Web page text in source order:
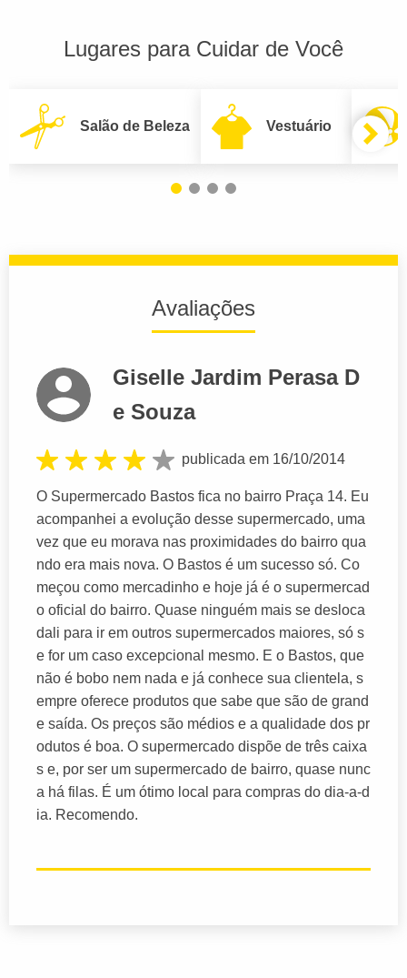
Lugares para Cuidar de Você
Salão de Beleza Vestuário
Avaliações
Giselle Jardim Perasa D
e Souza
publicada em 16/10/2014
O Supermercado Bastos fica no bairro Praça 14. Eu
acompanhei a evolução desse supermercado, uma
vez que eu morava nas proximidades do bairro qua
ndo era mais nova. O Bastos é um sucesso só. Co
meçou como mercadinho e hoje já é o supermercad
o oficial do bairro. Quase ninguém mais se desloca
dali para ir em outros supermercados maiores, só s
e for um caso excepcional mesmo. E o Bastos, que
não é bobo nem nada e já conhece sua clientela, s
empre oferece produtos que sabe que são de grand
e saída. Os preços são médios e a qualidade dos pr
odutos é boa. O supermercado dispõe de três caixa
s e, por ser um supermercado de bairro, quase nunc
a há filas. É um ótimo local para compras do dia-a-d
ia. Recomendo.